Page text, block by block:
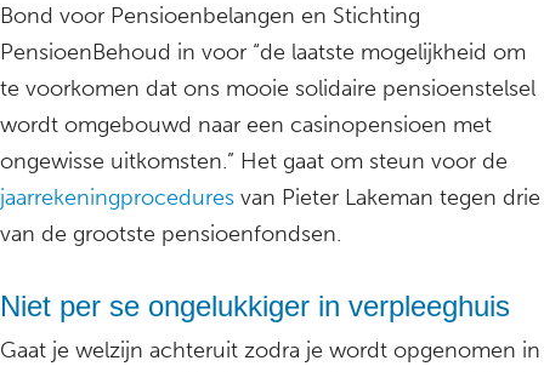
Bond voor Pensioenbelangen en Stichting
PensioenBehoud in voor “de laatste mogelijkheid om
te voorkomen dat ons mooie solidaire pensioenstelsel
wordt omgebouwd naar een casinopensioen met
ongewisse uitkomsten.” Het gaat om steun voor de
jaarrekeningprocedures van Pieter Lakeman tegen drie
van de grootste pensioenfondsen.
Niet per se ongelukkiger in verpleeghuis
Gaat je welzijn achteruit zodra je wordt opgenomen in